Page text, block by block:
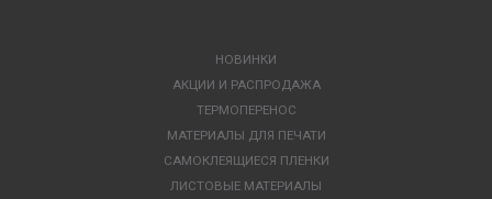
НОВИНКИ
АКЦИИ И РАСПРОДАЖА
ТЕРМОПЕРЕНОС
МАТЕРИАЛЫ ДЛЯ ПЕЧАТИ
САМОКЛЕЯЩИЕСЯ ПЛЕНКИ
ЛИСТОВЫЕ МАТЕРИАЛЫ